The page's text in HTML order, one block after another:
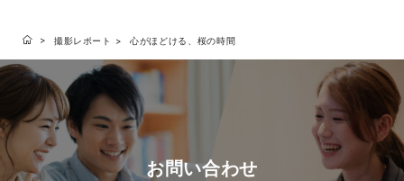
撮影レポート 心がほどける、桜の時間
お問い合わせ